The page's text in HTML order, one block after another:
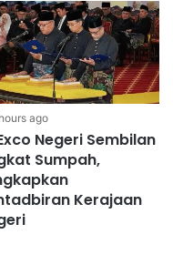
ago
Negeri Sembilan
Sumpah,
Kerajaan